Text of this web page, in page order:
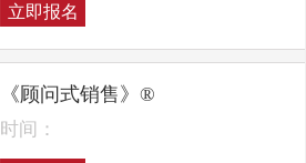
立即报名
《顾问式销售》®
时间：